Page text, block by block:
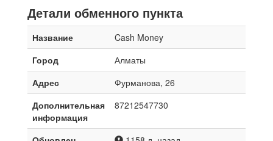
Детали обменного пункта
Название
Cash Money
Город
Алматы
Адрес
Фурманова, 26
Дополнительная
информация
87212547730